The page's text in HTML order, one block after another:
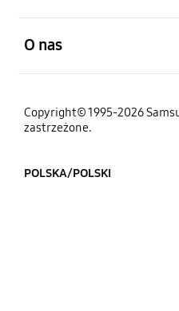
O nas
Copyright© 1995-2026
zastrzeżone.
POLSKA/POLSKI